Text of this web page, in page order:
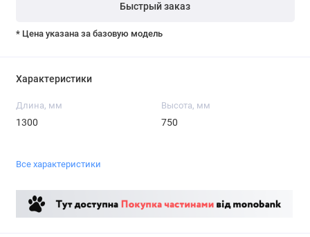
Быстрый заказ
* Цена указана за базовую модель
Характеристики
Длина, мм
1300
Высота, мм
750
Все характеристики